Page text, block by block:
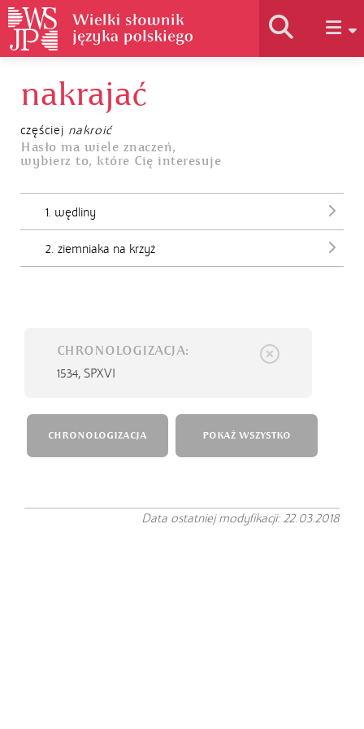
Historia słownika
Jak korzystać
nakrajać
częściej nakroić
Hasło ma wiele znaczeń,
wybierz to, które Cię interesuje
1. wędliny
2. ziemniaka na krzyż
CHRONOLOGIZACJA:
1534, SPXVI
CHRONOLOGIZACJA POKAŻ WSZYSTKO
Data ostatniej modyfikacji: 22.03.2018